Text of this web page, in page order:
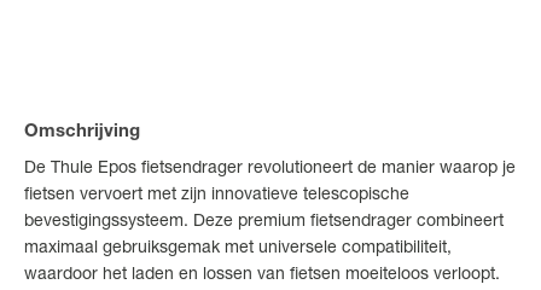
Omschrijving
De Thule Epos fietsendrager revolutioneert de manier waarop je
fietsen vervoert met zijn innovatieve telescopische
bevestigingssysteem. Deze premium fietsendrager combineert
maximaal gebruiksgemak met universele compatibiliteit,
waardoor het laden en lossen van fietsen moeiteloos verloopt.